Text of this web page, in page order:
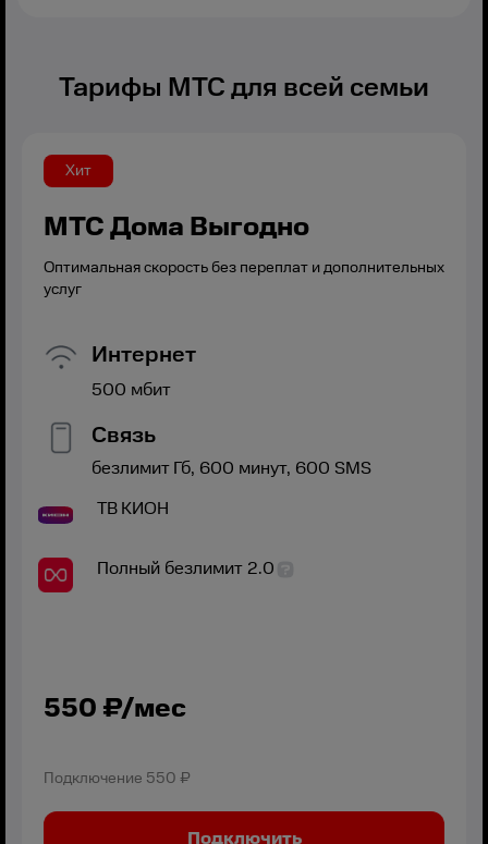
Тарифы МТС для всей семьи
Хит
МТС Дома Выгодно
Оптимальная скорость без переплат и дополнительных
услуг
Интернет
500 мбит
Связь
безлимитГб, 600 минут, 600 SMS
ТВКИОН
Полный безлимит 2.0
550 ₽/мес
Подключение 550 ₽
Подключить